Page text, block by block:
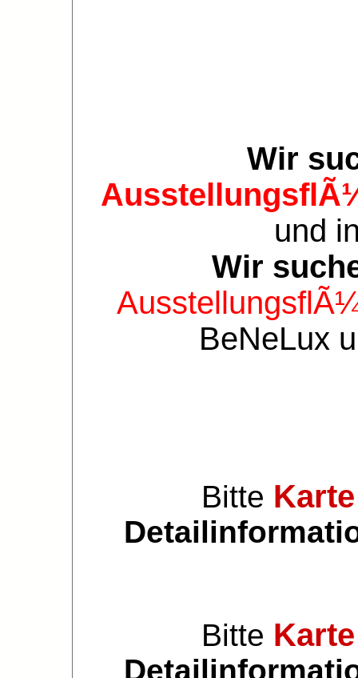
Wir
und
Wir
BeNeLux
Bitte Karte
Bitte Karte